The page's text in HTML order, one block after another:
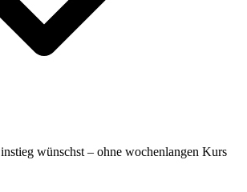
wünschst – ohne wochenlangen Kurs